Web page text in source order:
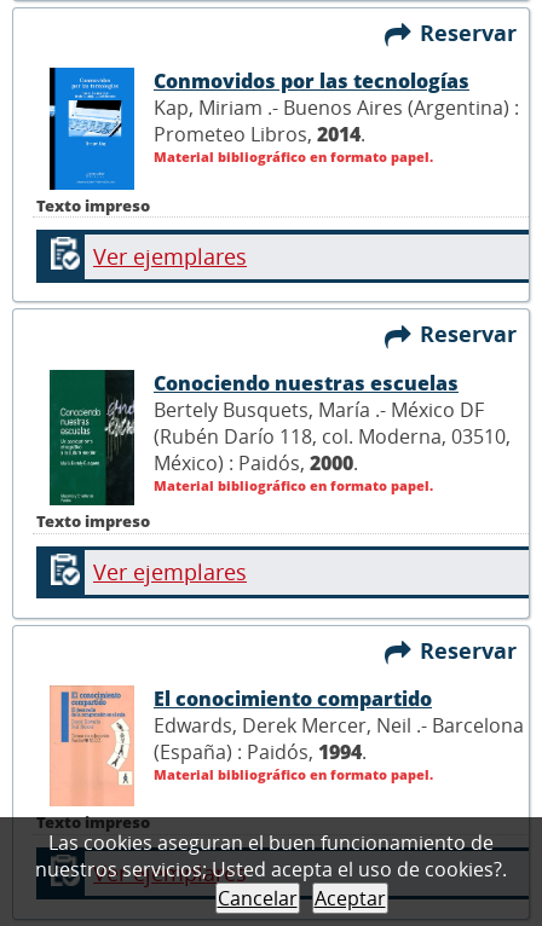
Reservar
Texto impreso
Conmovidos por las tecnologías
Kap, Miriam .- Buenos Aires (Argentina) :
Prometeo Libros, 2014.
Material bibliográfico en formato papel.
Ver ejemplares
Reservar
Texto impreso
Conociendo nuestras escuelas
Bertely Busquets, María .- México DF
(Rubén Darío 118, col. Moderna, 03510,
México) : Paidós, 2000.
Material bibliográfico en formato papel.
Ver ejemplares
Reservar
Texto impreso
El conocimiento compartido
Edwards, Derek Mercer, Neil .- Barcelona
(España) : Paidós, 1994.
Material bibliográfico en formato papel.
Ver ejemplares
Las cookies aseguran el buen funcionamiento de
nuestros servicios; Usted acepta el uso de cookies?.
Cancelar
Aceptar